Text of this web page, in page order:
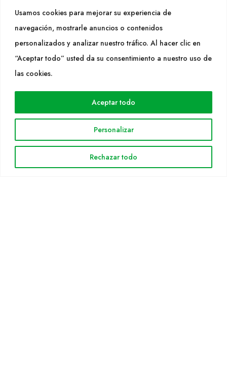
Usamos cookies para mejorar su experiencia de
navegación, mostrarle anuncios o contenidos
personalizados y analizar nuestro tráfico. Al hacer clic en
“Aceptar todo” usted da su consentimiento a nuestro uso de
las cookies.
Personalizar
Rechazar todo
Aceptar todo
Tel. +34 977053013
info@cultidelta.com
SÍGUENOS
Áreas de trabajo
Solicitud Catálogo